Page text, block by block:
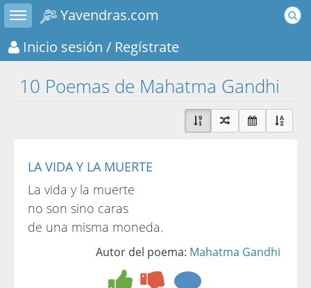
Toggle sidebar
Yavendras.com
Inicio sesión / Regístrate
10 Poemas de Mahatma Gandhi
LA VIDA Y LA MUERTE
La vida y la muerte
no son sino caras
de una misma moneda.
Autor del poema: Mahatma Gandhi